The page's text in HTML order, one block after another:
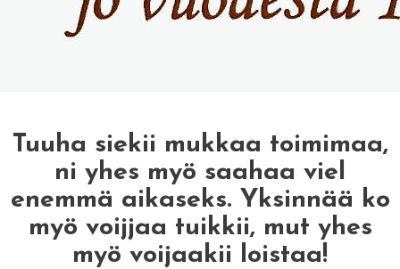
Tuuha siekii mukkaa toimimaa,
ni yhes myö saahaa viel
enemmä aikaseks. Yksinnää ko
myö voijjaa tuikkii, mut yhes
myö voijaakii loistaa!